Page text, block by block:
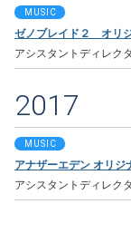
MUSIC
ゼノブレイド２ オリ
アシスタントディレク
2017
MUSIC
アナザーエデン オリジ
アシスタントディレク